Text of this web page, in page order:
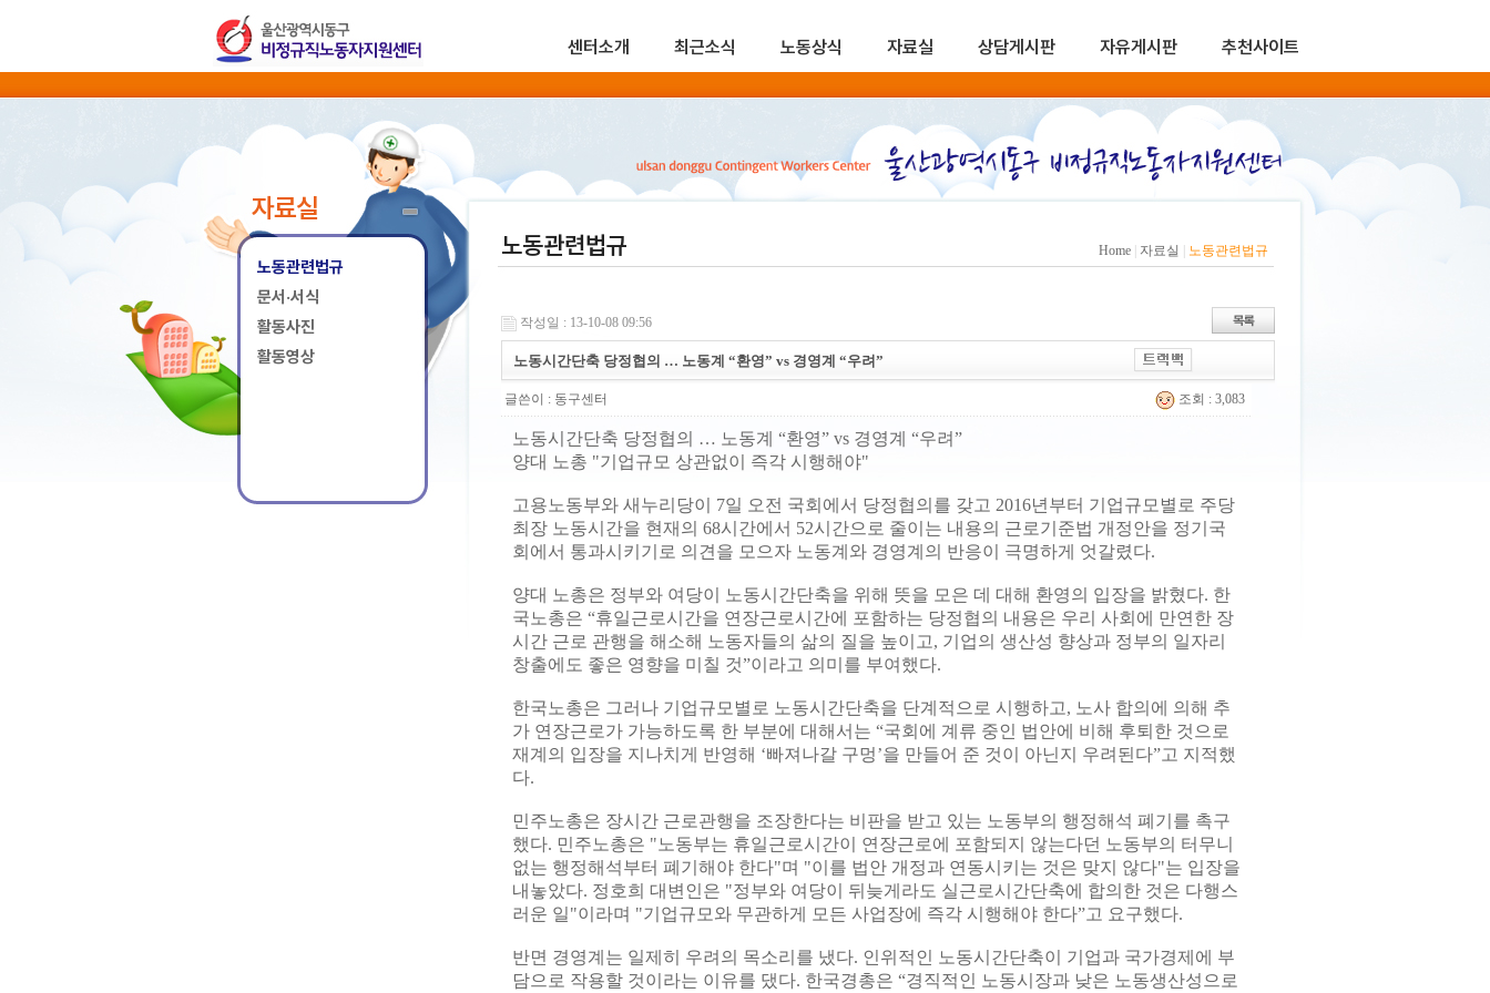
센터소개 최근소식 노동상식 자료실 상담게시판 자유게시판 추천사이트
자료실
노동관련법규
문서·서식
활동사진
활동영상
노동관련법규 Home 자료실 노동관련법규
작성일 : 13-10-08 09:56
노동시간단축 당정협의 … 노동계 “환영” vs 경영계 “우려”
글쓴이 : 동구센터 조회 : 3,083
노동시간단축 당정협의 … 노동계 “환영” vs 경영계 “우려”
양대 노총 "기업규모 상관없이 즉각 시행해야"
고용노동부와 새누리당이 7일 오전 국회에서 당정협의를 갖고 2016년부터 기업규모별로 주당
최장 노동시간을 현재의 68시간에서 52시간으로 줄이는 내용의 근로기준법 개정안을 정기국
회에서 통과시키기로 의견을 모으자 노동계와 경영계의 반응이 극명하게 엇갈렸다.
양대 노총은 정부와 여당이 노동시간단축을 위해 뜻을 모은 데 대해 환영의 입장을 밝혔다. 한
국노총은 “휴일근로시간을 연장근로시간에 포함하는 당정협의 내용은 우리 사회에 만연한 장
시간 근로 관행을 해소해 노동자들의 삶의 질을 높이고, 기업의 생산성 향상과 정부의 일자리
창출에도 좋은 영향을 미칠 것”이라고 의미를 부여했다.
한국노총은 그러나 기업규모별로 노동시간단축을 단계적으로 시행하고, 노사 합의에 의해 추
가 연장근로가 가능하도록 한 부분에 대해서는 “국회에 계류 중인 법안에 비해 후퇴한 것으로
재계의 입장을 지나치게 반영해 ‘빠져나갈 구멍’을 만들어 준 것이 아닌지 우려된다”고 지적했
다.
민주노총은 장시간 근로관행을 조장한다는 비판을 받고 있는 노동부의 행정해석 폐기를 촉구
했다. 민주노총은 "노동부는 휴일근로시간이 연장근로에 포함되지 않는다던 노동부의 터무니
없는 행정해석부터 폐기해야 한다"며 "이를 법안 개정과 연동시키는 것은 맞지 않다"는 입장을
내놓았다. 정호희 대변인은 "정부와 여당이 뒤늦게라도 실근로시간단축에 합의한 것은 다행스
러운 일"이라며 "기업규모와 무관하게 모든 사업장에 즉각 시행해야 한다”고 요구했다.
반면 경영계는 일제히 우려의 목소리를 냈다. 인위적인 노동시간단축이 기업과 국가경제에 부
담으로 작용할 것이라는 이유를 댔다. 한국경총은 “경직적인 노동시장과 낮은 노동생산성으로